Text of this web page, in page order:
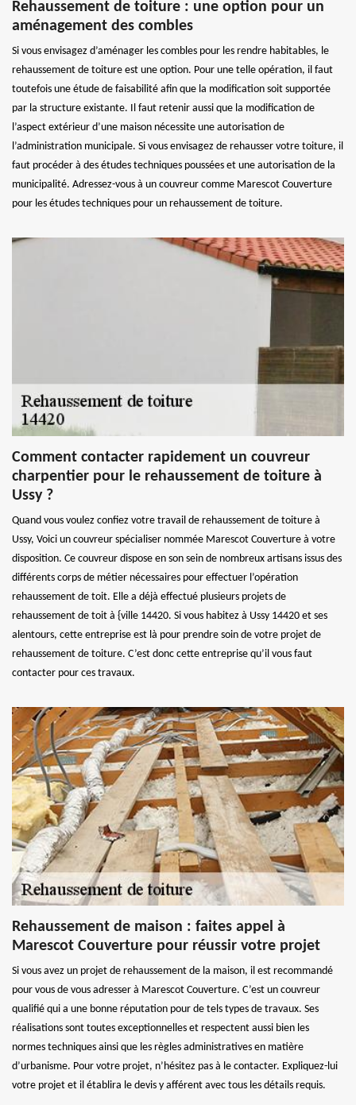
Rehaussement de toiture : une option pour un
aménagement des combles
Si vous envisagez d’aménager les combles pour les rendre habitables, le
rehaussement de toiture est une option. Pour une telle opération, il faut
toutefois une étude de faisabilité afin que la modification soit supportée
par la structure existante. Il faut retenir aussi que la modification de
l’aspect extérieur d’une maison nécessite une autorisation de
l’administration municipale. Si vous envisagez de rehausser votre toiture, il
faut procéder à des études techniques poussées et une autorisation de la
municipalité. Adressez-vous à un couvreur comme Marescot Couverture
pour les études techniques pour un rehaussement de toiture.
Comment contacter rapidement un couvreur
charpentier pour le rehaussement de toiture à
Ussy ?
Quand vous voulez confiez votre travail de rehaussement de toiture à
Ussy, Voici un couvreur spécialiser nommée Marescot Couverture à votre
disposition. Ce couvreur dispose en son sein de nombreux artisans issus des
différents corps de métier nécessaires pour effectuer l’opération
rehaussement de toit. Elle a déjà effectué plusieurs projets de
rehaussement de toit à {ville 14420. Si vous habitez à Ussy 14420 et ses
alentours, cette entreprise est là pour prendre soin de votre projet de
rehaussement de toiture. C’est donc cette entreprise qu’il vous faut
contacter pour ces travaux.
Rehaussement de maison : faites appel à
Marescot Couverture pour réussir votre projet
Si vous avez un projet de rehaussement de la maison, il est recommandé
pour vous de vous adresser à Marescot Couverture. C’est un couvreur
qualifié qui a une bonne réputation pour de tels types de travaux. Ses
réalisations sont toutes exceptionnelles et respectent aussi bien les
normes techniques ainsi que les règles administratives en matière
d’urbanisme. Pour votre projet, n’hésitez pas à le contacter. Expliquez-lui
votre projet et il établira le devis y afférent avec tous les détails requis.